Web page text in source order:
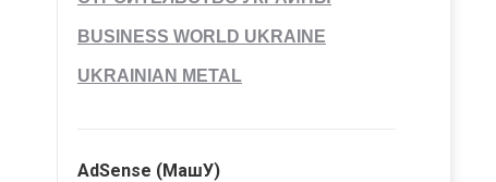
BUSINESS WORLD UKRAINE
UKRAINIAN METAL
AdSense (МашУ)